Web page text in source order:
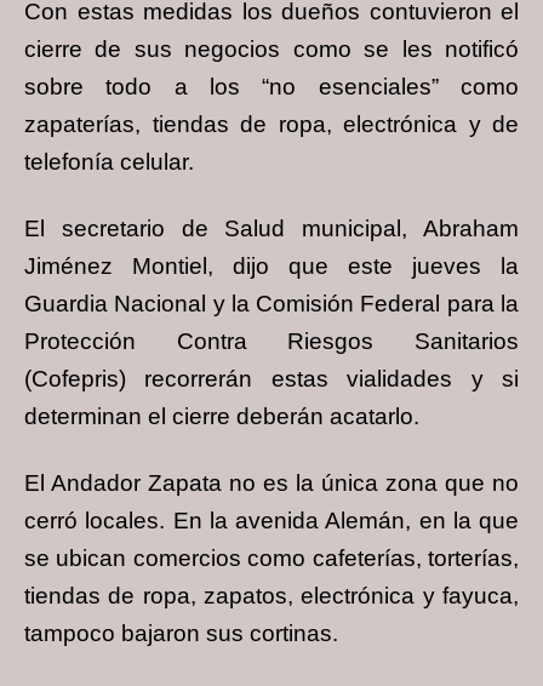
Con estas medidas los dueños contuvieron el
cierre de sus negocios como se les notificó
sobre todo a los “no esenciales” como
zapaterías, tiendas de ropa, electrónica y de
telefonía celular.
El secretario de Salud municipal, Abraham
Jiménez Montiel, dijo que este jueves la
Guardia Nacional y la Comisión Federal para la
Protección Contra Riesgos Sanitarios
(Cofepris) recorrerán estas vialidades y si
determinan el cierre deberán acatarlo.
El Andador Zapata no es la única zona que no
cerró locales. En la avenida Alemán, en la que
se ubican comercios como cafeterías, torterías,
tiendas de ropa, zapatos, electrónica y fayuca,
tampoco bajaron sus cortinas.